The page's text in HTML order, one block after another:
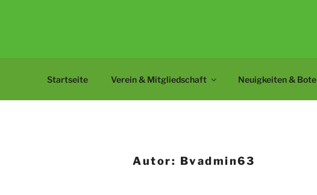
Startseite Verein & Mitgliedschaft Neuigkeiten & Bote
Autor: Bvadmin63